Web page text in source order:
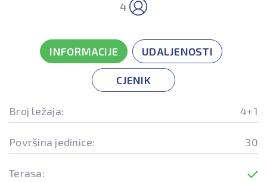
4
INFORMACIJE UDALJENOSTI
CJENIK
Broj ležaja: 4+1
Površina jedinice: 30
Terasa: